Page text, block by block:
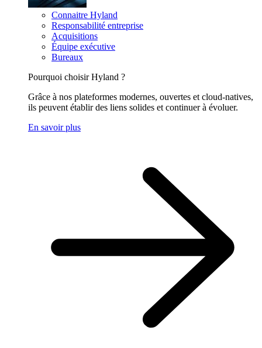
Connaitre Hyland
Responsabilité entreprise
Acquisitions
Équipe exécutive
Bureaux
Pourquoi choisir Hyland ?
Grâce à nos plateformes modernes, ouvertes et cloud-natives,
ils peuvent établir des liens solides et continuer à évoluer.
En savoir plus